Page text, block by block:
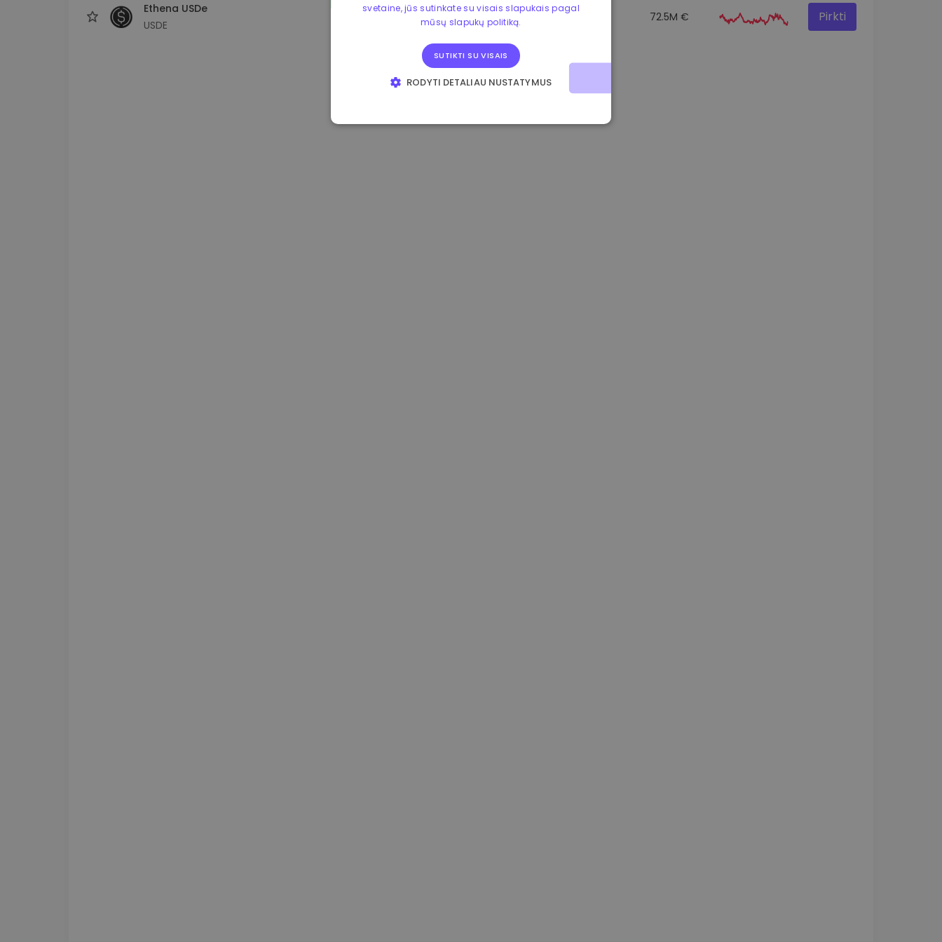
Ethena USDe
USDE
0.867648 € 0.00% 3.4B € 72.5M € Pirkti
svetaine, jūs sutinkate su visais slapukais pagal
mūsų slapukų politiką.
SUTIKTI SU VISAIS
RODYTI DETALIAU NUSTATYMUS